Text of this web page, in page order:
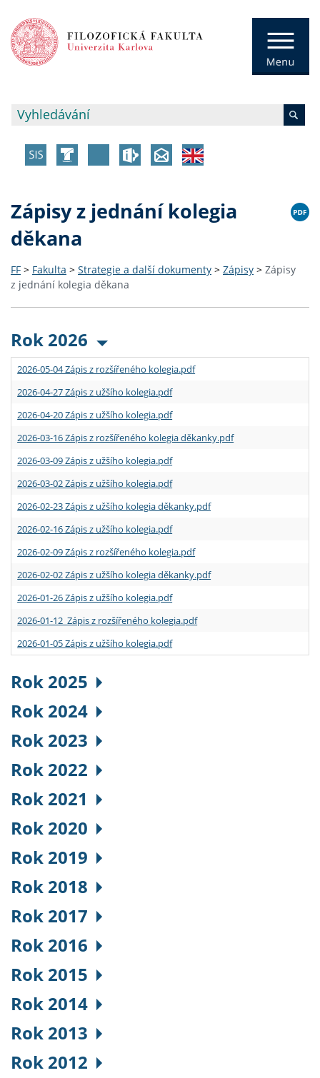
Zápisy z jednání kolegia
děkana
FF > Fakulta > Strategie a další dokumenty > Zápisy > Zápisy
z jednání kolegia děkana
Rok 2026
2026-05-04 Zápis z rozšířeného kolegia.pdf
2026-04-27 Zápis z užšího kolegia.pdf
2026-04-20 Zápis z užšího kolegia.pdf
2026-03-16 Zápis z rozšířeného kolegia děkanky.pdf
2026-03-09 Zápis z užšího kolegia.pdf
2026-03-02 Zápis z užšího kolegia.pdf
2026-02-23 Zápis z užšího kolegia děkanky.pdf
2026-02-16 Zápis z užšího kolegia.pdf
2026-02-09 Zápis z rozšířeného kolegia.pdf
2026-02-02 Zápis z užšího kolegia děkanky.pdf
2026-01-26 Zápis z užšího kolegia.pdf
2026-01-12 Zápis z rozšířeného kolegia.pdf
2026-01-05 Zápis z užšího kolegia.pdf
Rok 2025
Rok 2024
Rok 2023
Rok 2022
Rok 2021
Rok 2020
Rok 2019
Rok 2018
Rok 2017
Rok 2016
Rok 2015
Rok 2014
Rok 2013
Rok 2012